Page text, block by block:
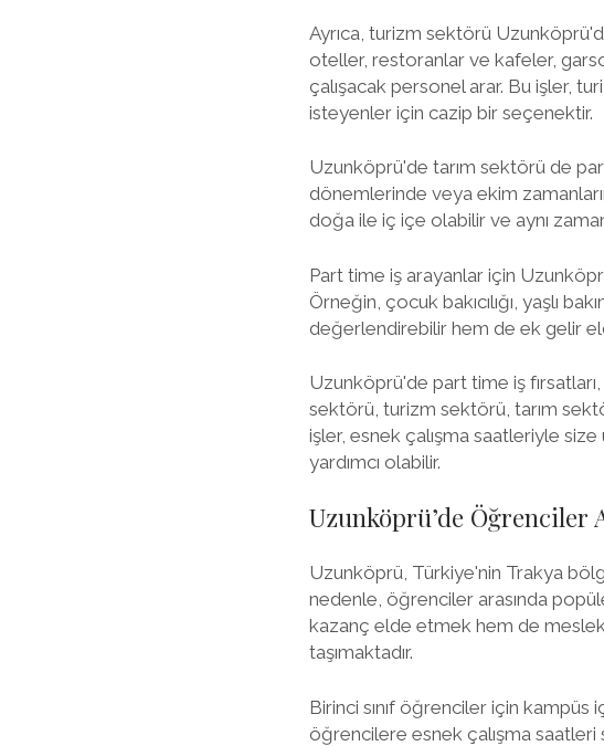
Ayrıca, turizm sektörü
oteller, restoranlar ve kafeler,
çalışacak personel arar. Bu işler,
isteyenler için cazip bir seçenektir.
Uzunköprü'de tarım sektörü de
dönemlerinde veya ekim
doğa ile iç içe olabilir ve aynı
Part time iş arayanlar için
Örneğin, çocuk bakıcılığı, yaşlı
değerlendirebilir hem de ek gelir
Uzunköprü'de part time iş
sektörü, turizm sektörü, tarım
işler, esnek çalışma saatleriyle size
yardımcı olabilir.
Uzunköprü’de Öğrenciler
Uzunköprü, Türkiye'nin Trakya
nedenle, öğrenciler arasında
kazanç elde etmek hem de
taşımaktadır.
Birinci sınıf öğrenciler için
öğrencilere esnek çalışma saatleri